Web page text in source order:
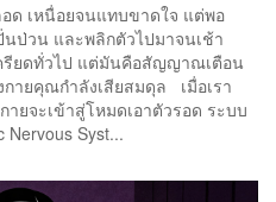
ด เหนื่อยจนแทบขาดใจ แต่พอ
ป่วน และพลิกตัวไปมาจนเช้า
รียดทั่วไป แต่มันคือสัญญาณเตือน
ายคุณกำลังเสียสมดุล เมื่อเรา
ยจะเข้าสู่โหมดเอาตัวรอด ระบบ
Syst...